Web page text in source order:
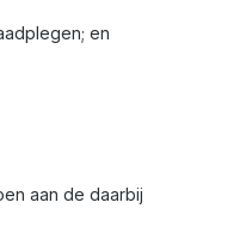
en
aan de daarbij